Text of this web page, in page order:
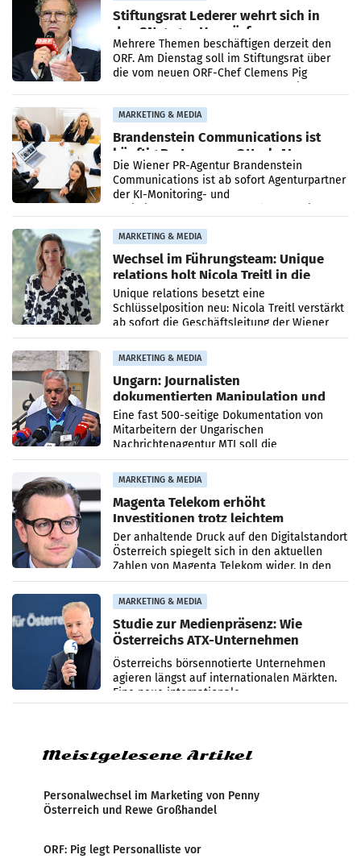
Stiftungsrat Lederer wehrt sich in
den SN gegen Vorwürfe
Mehrere Themen beschäftigen derzeit den
ORF. Am Dienstag soll im Stiftungsrat über
die vom neuen ORF-Chef Clemens Pig
MARKETING & MEDIA
Brandenstein Communications ist
künftig Partner von OtterlyAI
Die Wiener PR-Agentur Brandenstein
Communications ist ab sofort Agenturpartner
der KI-Monitoring- und
MARKETING & MEDIA
Wechsel im Führungsteam: Unique
relations holt Nicola Treitl in die
Geschäftsleitung
Unique relations besetzt eine
Schlüsselposition neu: Nicola Treitl verstärkt
ab sofort die Geschäftsleitung der Wiener
PR-Agentur an der Seite von Josef Kalina und
Anna Kalina-Mahr.
MARKETING & MEDIA
Ungarn: Journalisten
dokumentierten Manipulation und
Zensur
Eine fast 500-seitige Dokumentation von
Mitarbeitern der Ungarischen
Nachrichtenagentur MTI soll die
systematische Nachrichten-Manipulation und
Zensur bei der Agentur während der Zeit
MARKETING & MEDIA
Magenta Telekom erhöht
Investitionen trotz leichtem
Umsatzrückgang
Der anhaltende Druck auf den Digitalstandort
Österreich spiegelt sich in den aktuellen
Zahlen von Magenta Telekom wider. In den
ersten sechs Monaten des laufenden Jahres
verzeichnete
MARKETING & MEDIA
Studie zur Medienpräsenz: Wie
Österreichs ATX-Unternehmen
international wahrgenommen
werden
Österreichs börsennotierte Unternehmen
agieren längst auf internationalen Märkten.
Eine neue internationale
Medienresonanzanalyse untersucht die
Meistgelesene Artikel
Personalwechsel im Marketing von Penny
Österreich und Rewe Großhandel
ORF: Pig legt Personalliste vor